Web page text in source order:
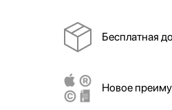
Бесплатная
Новое